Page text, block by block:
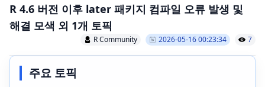
R 4.6 버전 이후 later 패키지 컴파일 오류 발생 및
해결 모색 외 1개 토픽
R Community 2026-05-16 00:23:34 7
주요 토픽